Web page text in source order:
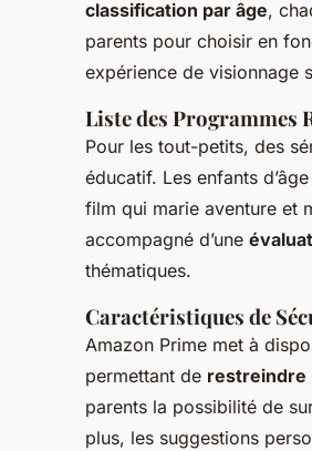
classification par âge,
parents pour choisir en
expérience de visionnage
Liste des Programmes
Pour les tout-petits, des
éducatif. Les enfants
film qui marie aventure et
accompagné d’une
thématiques.
Caractéristiques de
Amazon Prime met à
permettant de restreindre
parents la possibilité de
plus, les suggestions